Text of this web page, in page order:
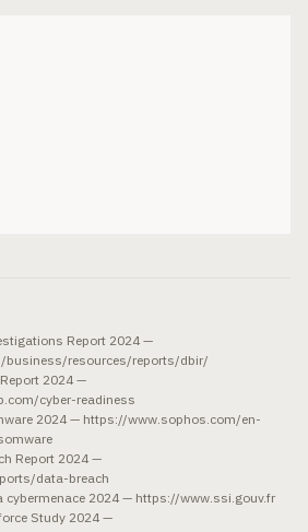
Report 2024 —
business/resources/reports/dbir/
2024 —
cyber-readiness
2024 — https://www.sophos.com/en-
Report 2024 —
data-breach
cybermenace 2024 — https://www.ssi.gouv.fr
Study 2024 —